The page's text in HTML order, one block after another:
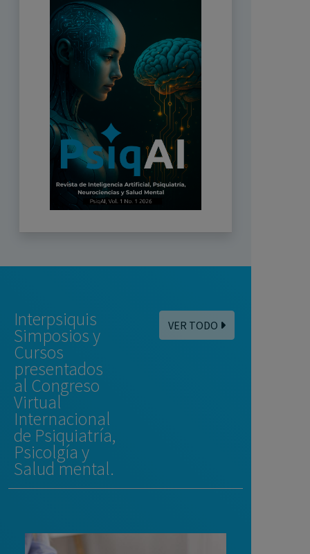
Interpsiquis
Simposios y
Cursos
presentados
al Congreso
Virtual
Internacional
de Psiquiatría,
Psicolgía y
Salud mental.
VER TODO